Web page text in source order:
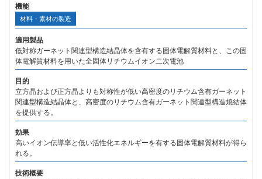
機能
材料・素材の製造
適用製品
低対称ガーネット関連型構造結晶体を含有する固体電解質材料と、この固
体電解質材料を用いた全固体リチウムイオン二次電池
目的
立方晶および正方晶よりも対称性が低い高密度のリチウム含有ガーネット
関連型構造結晶体と、高密度のリチウム含有ガーネット関連型構造焼結体
を提供する。
効果
高いイオン伝導率と低い活性化エネルギーを有する固体電解質材料が得ら
れる。
技術概要